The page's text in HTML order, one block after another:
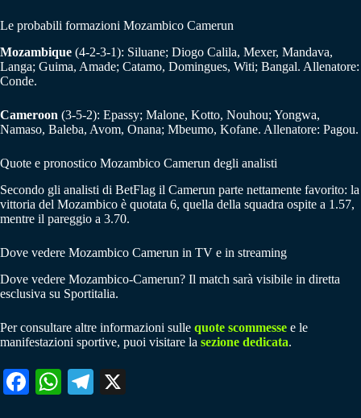
Le probabili formazioni Mozambico Camerun
Mozambique (4-2-3-1): Siluane; Diogo Calila, Mexer, Mandava,
Langa; Guima, Amade; Catamo, Domingues, Witi; Bangal. Allenatore:
Conde.
Cameroon (3-5-2): Epassy; Malone, Kotto, Nouhou; Yongwa,
Namaso, Baleba, Avom, Onana; Mbeumo, Kofane. Allenatore: Pagou.
Quote e pronostico Mozambico Camerun degli analisti
Secondo gli analisti di BetFlag il Camerun parte nettamente favorito: la
vittoria del Mozambico è quotata 6, quella della squadra ospite a 1.57,
mentre il pareggio a 3.70.
Dove vedere Mozambico Camerun in TV e in streaming
Dove vedere Mozambico-Camerun? Il match sarà visibile in diretta
esclusiva su Sportitalia.
Per consultare altre informazioni sulle quote scommesse e le
manifestazioni sportive, puoi visitare la sezione dedicata.
Fa W
Te